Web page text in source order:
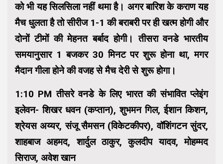
को भी यह सिलसिला नहीं थमा है। अगर बारिश के कराण यह
मैच धुलता है तो सीरीज 1-1 की बराबरी पर ही खत्म होगी और
दोनों टीमों की मेहनत बर्बाद होगी। तीसरा वनडे भारतीय
समयानुसार 1 बजकर 30 मिनट पर शुरू होना था, मगर
मैदान गीला होने की वजह से मैच देरी से शुरू होगा।
1:10 PM तीसरे वनडे के लिए भारत की संभावित प्लेइंग
इलेवन- शिखर धवन (कप्तान), शुभमन गिल, ईशान किशन,
श्रेयस अय्यर, संजू सैमसन (विकेटकीपर), वॉशिंगटन सुंदर,
शाहबाज अहमद, शार्दुल ठाकुर, कुलदीप यादव, मोहम्मद
सिराज, अवेश खान